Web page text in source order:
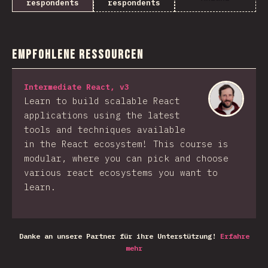
respondents
respondents
Empfohlene Ressourcen
Intermediate React, v3
Learn to build scalable React
applications using the latest
tools and techniques available
in the React ecosystem! This course is
modular, where you can pick and choose
various react ecosystems you want to
learn.
Danke an unsere Partner für ihre Unterstützung!
Erfahre
mehr